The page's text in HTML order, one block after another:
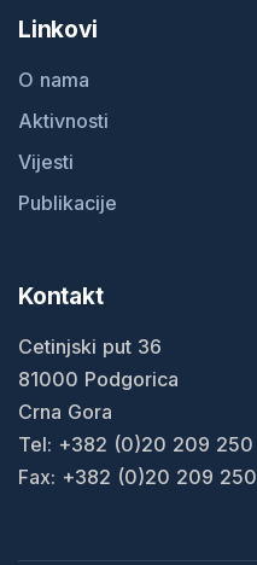
Linkovi
O nama
Aktivnosti
Vijesti
Publikacije
Kontakt
Cetinjski put 36
81000 Podgorica
Crna Gora
Tel: +382 (0)20 209 250
Fax: +382 (0)20 209 250